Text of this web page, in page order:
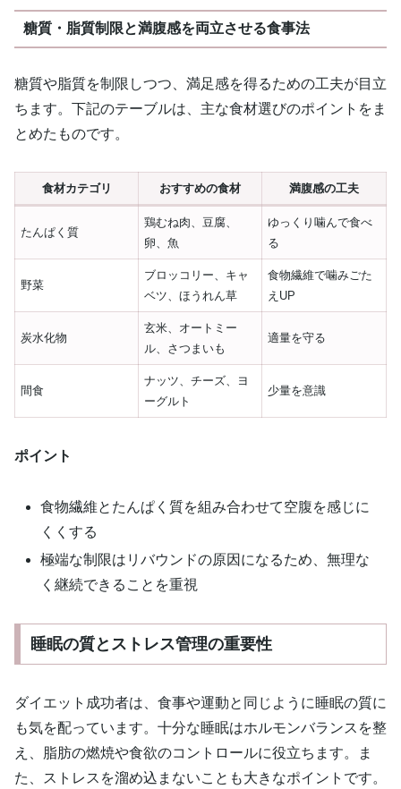
糖質・脂質制限と満腹感を両立させる食事法
糖質や脂質を制限しつつ、満足感を得るための工夫が目立
ちます。下記のテーブルは、主な食材選びのポイントをま
とめたものです。
食材カテゴリ おすすめの食材 満腹感の工夫
たんぱく質
鶏むね肉、豆腐、
卵、魚
ゆっくり噛んで食べ
る
野菜
ブロッコリー、キャ
ベツ、ほうれん草
食物繊維で噛みごた
えUP
炭水化物
玄米、オートミー
ル、さつまいも
適量を守る
間食
ナッツ、チーズ、ヨ
ーグルト
少量を意識
ポイント
食物繊維とたんぱく質を組み合わせて空腹を感じに
くくする
極端な制限はリバウンドの原因になるため、無理な
く継続できることを重視
睡眠の質とストレス管理の重要性
ダイエット成功者は、食事や運動と同じように睡眠の質に
も気を配っています。十分な睡眠はホルモンバランスを整
え、脂肪の燃焼や食欲のコントロールに役立ちます。ま
た、ストレスを溜め込まないことも大きなポイントです。